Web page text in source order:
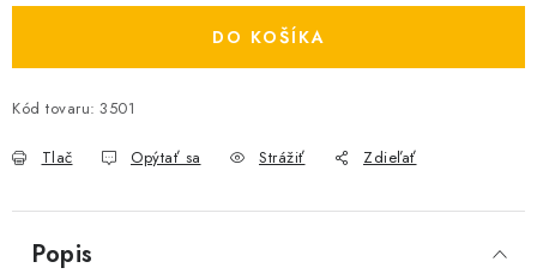
Hodnotenie obchodu
DO KOŠÍKA
Kód tovaru: 3501
Tlač Opýtať sa Strážiť Zdieľať
Popis